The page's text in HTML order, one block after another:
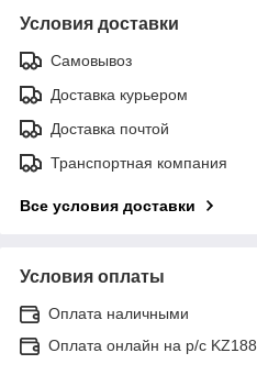
Условия доставки
Самовывоз
Доставка курьером
Доставка почтой
Транспортная компания
Все условия доставки
Условия оплаты
Оплата наличными
Оплата онлайн на р/с